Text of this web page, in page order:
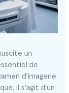
un
de
d’imagerie
il s’agit d’un